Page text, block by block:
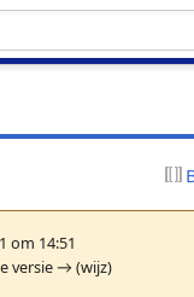
om 14:51
versie → (wijz)